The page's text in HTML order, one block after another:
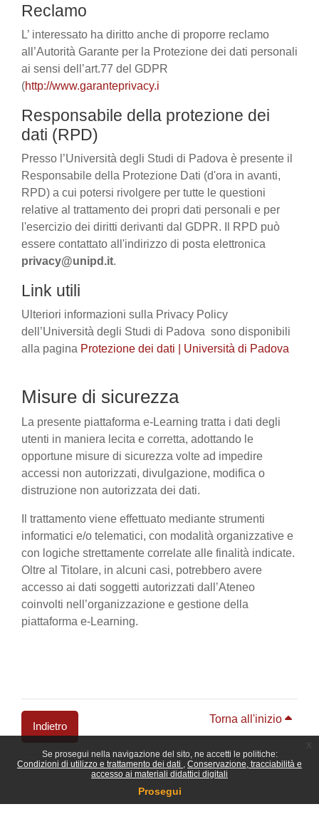
Se prosegui nella navigazione del sito, ne accetti le politiche:
Condizioni di utilizzo e trattamento dei dati
Conservazione, tracciabilità e
accesso ai materiali didattici digitali
Prosegui
Reclamo
L’ interessato ha diritto anche di proporre reclamo
all’Autorità Garante per la Protezione dei dati personali
ai sensi dell’art.77 del GDPR
(http://www.garanteprivacy.i
Responsabile della protezione dei
dati (RPD)
Presso l’Università degli Studi di Padova è presente il
Responsabile della Protezione Dati (d'ora in avanti,
RPD) a cui potersi rivolgere per tutte le questioni
relative al trattamento dei propri dati personali e per
l'esercizio dei diritti derivanti dal GDPR. Il RPD può
essere contattato all'indirizzo di posta elettronica
privacy@unipd.it.
Link utili
Ulteriori informazioni sulla Privacy Policy
dell’Università degli Studi di Padova sono disponibili
alla pagina Protezione dei dati | Università di Padova
Misure di sicurezza
La presente piattaforma e-Learning tratta i dati degli
utenti in maniera lecita e corretta, adottando le
opportune misure di sicurezza volte ad impedire
accessi non autorizzati, divulgazione, modifica o
distruzione non autorizzata dei dati.
Il trattamento viene effettuato mediante strumenti
informatici e/o telematici, con modalità organizzative e
con logiche strettamente correlate alle finalità indicate.
Oltre al Titolare, in alcuni casi, potrebbero avere
accesso ai dati soggetti autorizzati dall’Ateneo
coinvolti nell’organizzazione e gestione della
piattaforma e-Learning.
Indietro
Torna all'inizio
Blocchi